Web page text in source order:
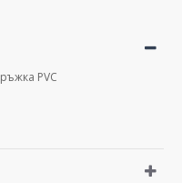
PVC